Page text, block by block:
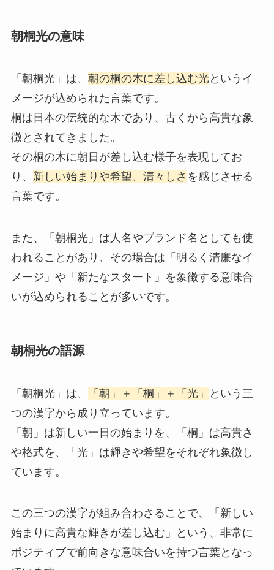
朝桐光の意味
「朝桐光」は、 朝の桐の木に差し込む光というイ
メージが込められた言葉です。
桐は日本の伝統的な木であり、古くから高貴な象
徴とされてきました。
その桐の木に朝日が差し込む様子を表現してお
り、 新しい始まりや希望、清々しさ を感じさせる
言葉です。
また、「朝桐光」は人名やブランド名としても使
われることがあり、その場合は「明るく清廉なイ
メージ」や「新たなスタート」を象徴する意味合
いが込められることが多いです。
朝桐光の語源
「朝桐光」は、 「朝」＋「桐」＋「光」
という三
つの漢字から成り立っています。
「朝」は新しい一日の始まりを、「桐」は高貴さ
や格式を、「光」は輝きや希望をそれぞれ象徴し
ています。
この三つの漢字が組み合わさることで、「新しい
始まりに高貴な輝きが差し込む」という、非常に
ポジティブで前向きな意味合いを持つ言葉となっ